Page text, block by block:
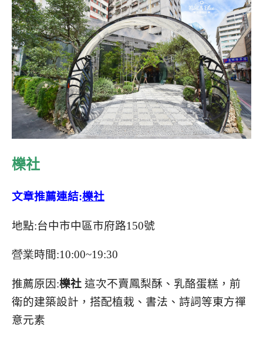
櫟社
文章推薦連結:櫟社
地點:台中市中區市府路150號
營業時間:10:00~19:30
推薦原因:櫟社 這次不賣鳳梨酥、乳酪蛋糕，前
衛的建築設計，搭配植栽、書法、詩詞等東方禪
意元素